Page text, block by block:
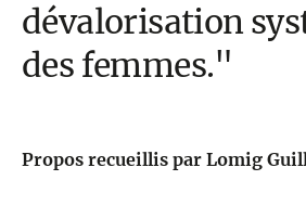
dévalorisation
des femmes."
Propos recueillis par Lomig